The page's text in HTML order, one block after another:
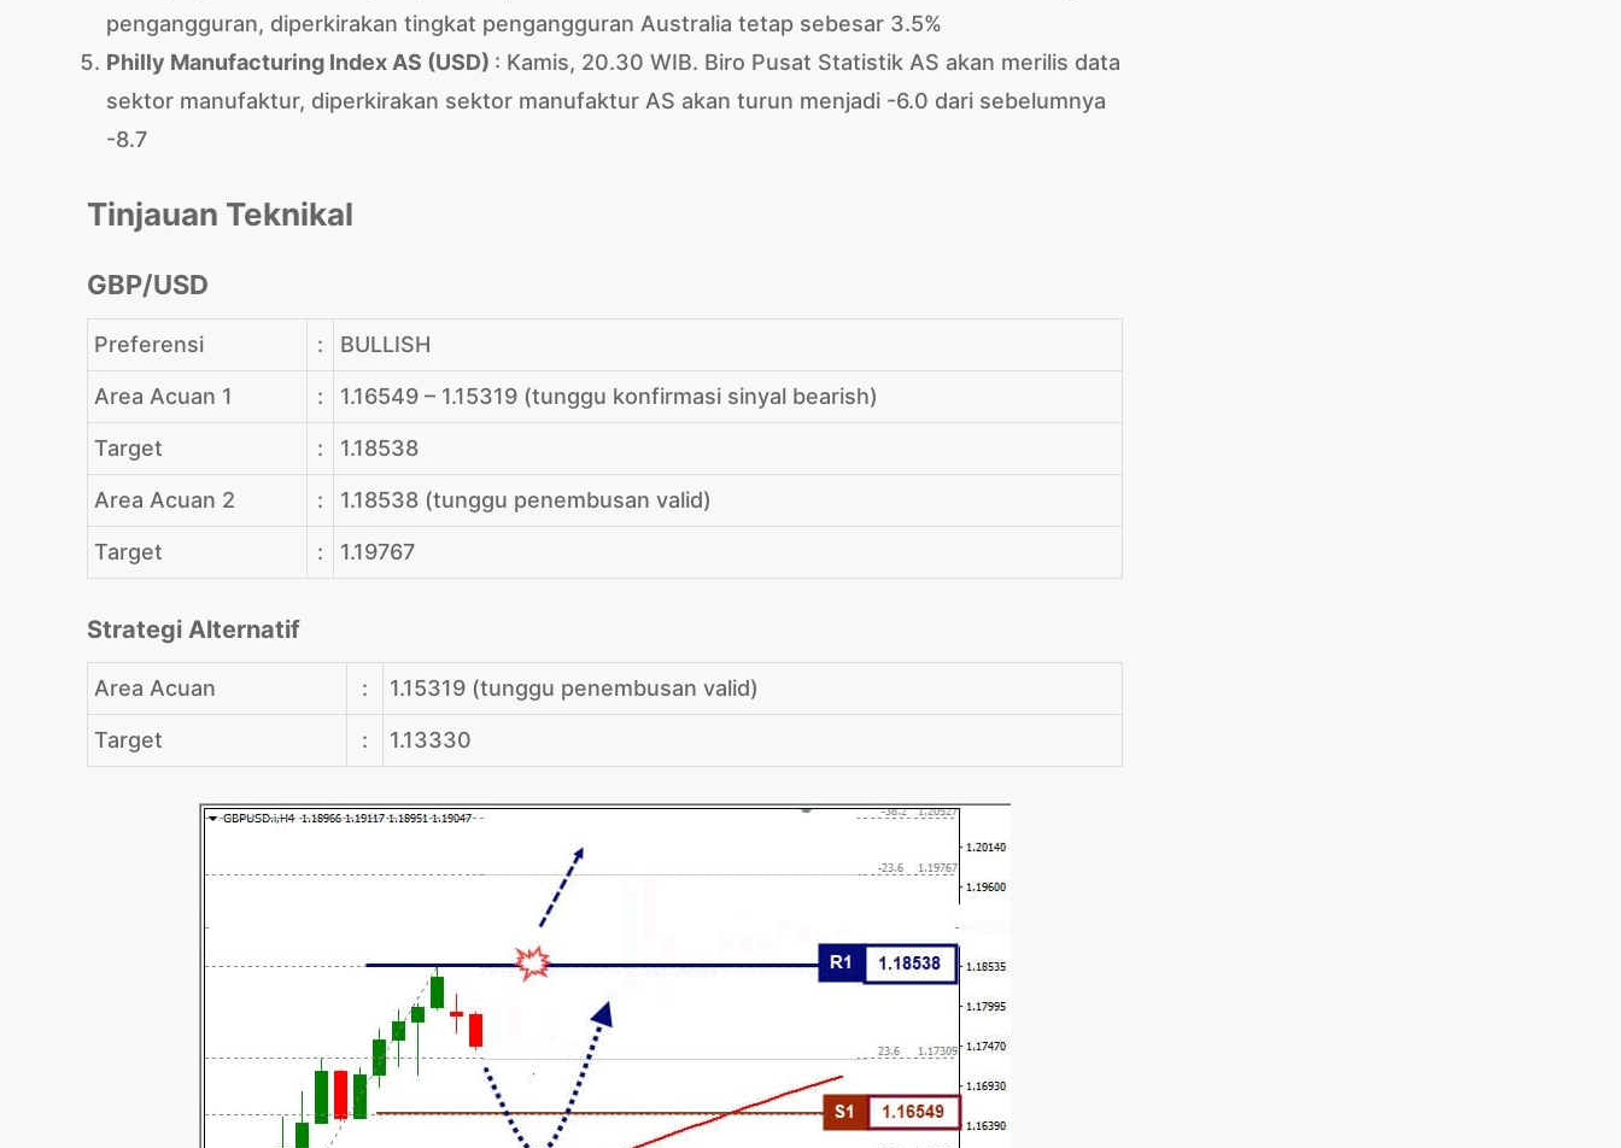
pengangguran, diperkirakan tingkat pengangguran Australia tetap sebesar 3.5%
Philly Manufacturing Index AS (USD) : Kamis, 20.30 WIB. Biro Pusat Statistik AS akan merilis data
sektor manufaktur, diperkirakan sektor manufaktur AS akan turun menjadi -6.0 dari sebelumnya
-8.7
Tinjauan Teknikal
GBP/USD
Preferensi : BULLISH
Area Acuan 1 : 1.16549 – 1.15319 (tunggu konfirmasi sinyal bearish)
Target : 1.18538
Area Acuan 2 : 1.18538 (tunggu penembusan valid)
Target : 1.19767
Strategi Alternatif
Area Acuan : 1.15319 (tunggu penembusan valid)
Target : 1.13330